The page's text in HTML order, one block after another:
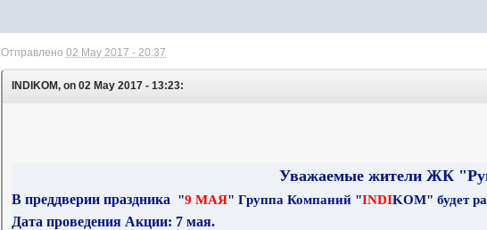
Отправлено02 May 2017 - 20:37
INDIKOM, on 02 May 2017 - 13:23:
Уважаемые жители ЖК
В преддверии праздника "9МАЯ" Группа Компаний "INDIKOM" будет
Дата проведения Акции: 7 мая.